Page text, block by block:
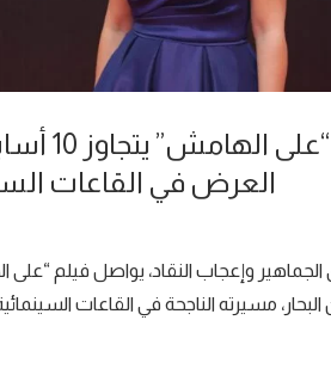
فيلم “على
العرض في القاعات
وإعجاب النقاد، يواصل فيلم “على
مسيرته الناجحة في القاعات